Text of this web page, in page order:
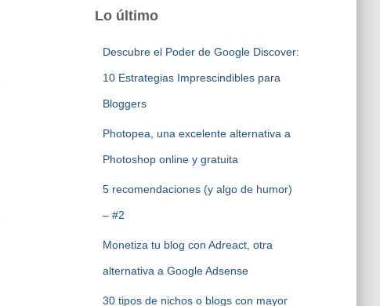
Lo último
Descubre el Poder de Google Discover:
10 Estrategias Imprescindibles para
Bloggers
Photopea, una excelente alternativa a
Photoshop online y gratuita
5 recomendaciones (y algo de humor)
– #2
Monetiza tu blog con Adreact, otra
alternativa a Google Adsense
30 tipos de nichos o blogs con mayor